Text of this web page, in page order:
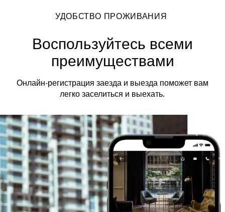
УДОБСТВО ПРОЖИВАНИЯ
Воспользуйтесь всеми
преимуществами
Онлайн-регистрация заезда и выезда поможет вам
легко заселиться и выехать.